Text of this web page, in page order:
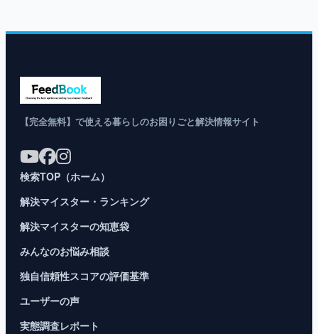
【完全無料】で使える暮らしのお困りごと解決情報サイト
検索TOP（ホーム）
解決マイスター・ランキング
解決マイスターの知恵袋
みんなのお悩み相談
独自信頼性スコアの評価基準
ユーザーの声
実態調査レポート